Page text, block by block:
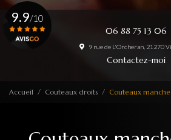
06 88 75 13 06
9 rue de L'Orcheran, 21270
Contactez-moi
9.9/10
Accueil Couteaux droits Couteaux manche